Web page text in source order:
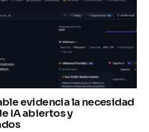
evidencia la necesidad
IA abiertos y